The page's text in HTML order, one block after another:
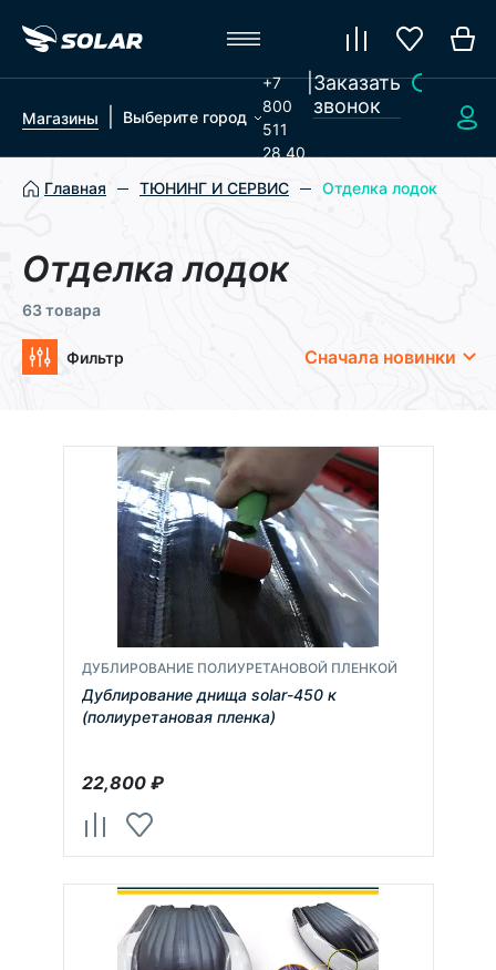
Магазины Выберите город
+7
800
511
28 40
|Заказать
звонок
Главная ТЮНИНГ И СЕРВИС Отделка лодок
Отделка лодок
63 товара
Фильтр Сначала новинки
ДУБЛИРОВАНИЕ ПОЛИУРЕТАНОВОЙ ПЛЕНКОЙ
Дублирование днища solar-450 к
(полиуретановая пленка)
22,800₽